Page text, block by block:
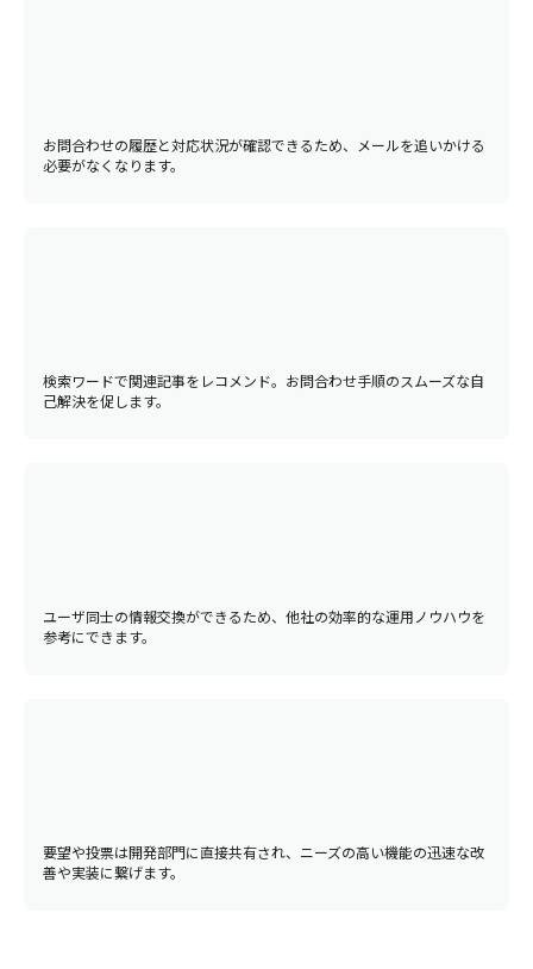
お問合わせの履歴と対応状況が確認できるため、メールを追いかける
必要がなくなります。
検索ワードで関連記事をレコメンド。お問合わせ手順のスムーズな自
己解決を促します。
ユーザ同士の情報交換ができるため、他社の効率的な運用ノウハウを
参考にできます。
要望や投票は開発部門に直接共有され、ニーズの高い機能の迅速な改
善や実装に繋げます。